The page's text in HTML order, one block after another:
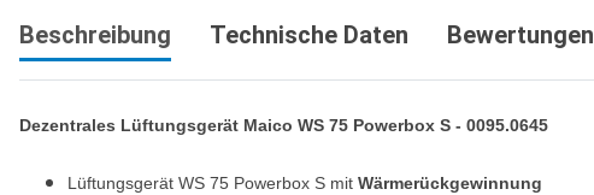
Beschreibung Technische Daten Bewertungen
Dezentrales Lüftungsgerät Maico WS 75 Powerbox S - 0095.0645
Lüftungsgerät WS 75 Powerbox S mit Wärmerückgewinnung